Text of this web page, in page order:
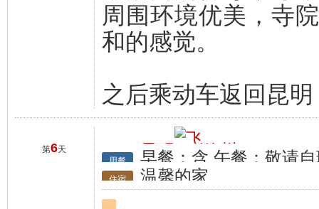
周围环境优美，寺
和的感觉。
之后乘动车返回昆
第6天 行程 昆明 徐州
用餐 早餐：含 午餐：敬请
住宿 温馨的家